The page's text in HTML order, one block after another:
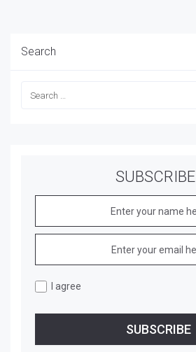
Search
SUBSCRIBE
I agree